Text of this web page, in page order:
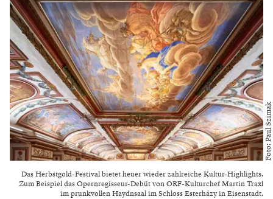
Das Herbstgold-Festival bietet heuer wieder zahlreiche Kultur-Highlights.
Zum Beispiel das Opernregisseur-Debüt von ORF-Kulturchef Martin Traxl
im prunkvollen Haydnsaal im Schloss Esterházy in Eisenstadt.
Foto: Paul Szimak